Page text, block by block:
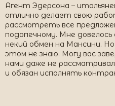
Агент Эдерсона –
отлично делает свою
рассмотреть все
подопечному. Мне
некий обмен на Мансини.
этом не знаю. Могу вас
нами даже не
и обязан исполнять